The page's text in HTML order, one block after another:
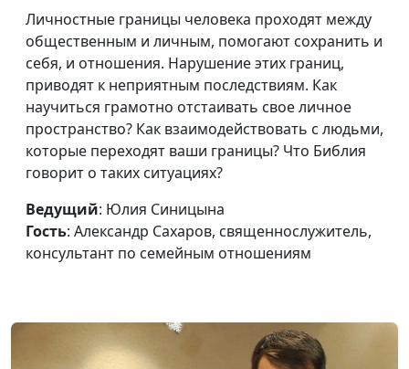
консультант по
семейным отношениям
Человек-
манипулятор: почему
я такой?
Юлия Синицына,
Александр Сахаров,
священнослужитель,
консультант по
семейным отношениям
Как противостоять
манипулятору?
Юлия Синицына,
Александр Сахаров,
священнослужитель,
Манипуляции: виды и
сценарии
Юлия Синицына,
Александр Сахаров,
Личностные границы человека проходят между
общественным и личным, помогают сохранить и
себя, и отношения. Нарушение этих границ,
приводят к неприятным последствиям. Как
научиться грамотно отстаивать свое личное
пространство? Как взаимодействовать с людьми,
которые переходят ваши границы? Что Библия
говорит о таких ситуациях?
Ведущий: Юлия Синицына
Гость: Александр Сахаров, священнослужитель,
консультант по семейным отношениям